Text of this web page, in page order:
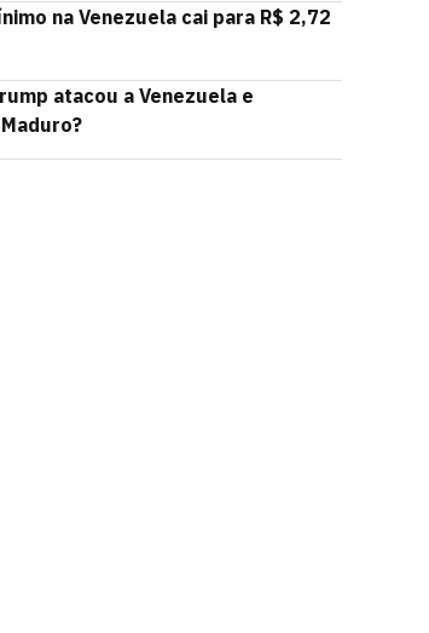
na Venezuela cai para R$ 2,72
atacou a Venezuela e